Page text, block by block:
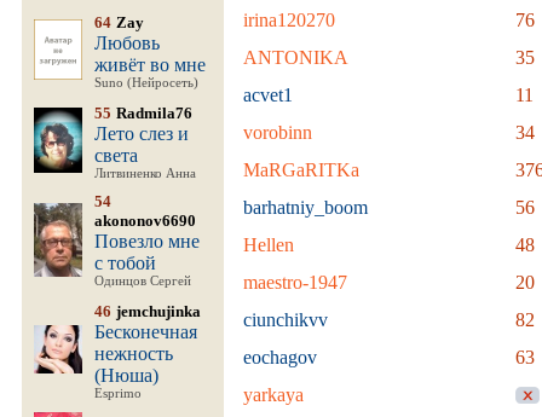
64 Zay
Любовь
живёт во мне
Suno (Нейросеть)
55 Radmila76
Лето слез и
света
Литвиненко Анна
54
akononov6690
Повезло мне
с тобой
Одинцов Сергей
46 jemchujinka
Бесконечная
нежность
(Нюша)
Esprimo
irina120270
76
ANTONIKA
35
acvet1
11
vorobinn
34
MaRGaRITKa
barhatniy_boom
56
Hellen
48
maestro-1947
20
ciunchikvv
82
eochagov
63
yarkaya